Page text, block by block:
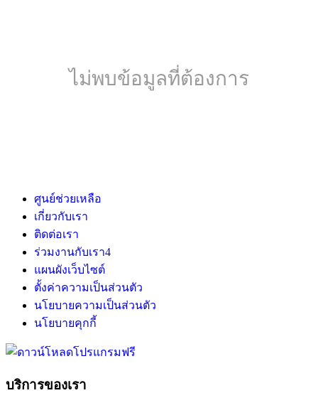
ไม่พบข้อมูลที่ต้องการ
ศูนย์ช่วยเหลือ
เกี่ยวกับเรา
ติดต่อเรา
ร่วมงานกับเรา4
แผนผังเว็บไซต์
ตั้งค่าความเป็นส่วนตัว
นโยบายความเป็นส่วนตัว
นโยบายคุกกี้
บริการของเรา